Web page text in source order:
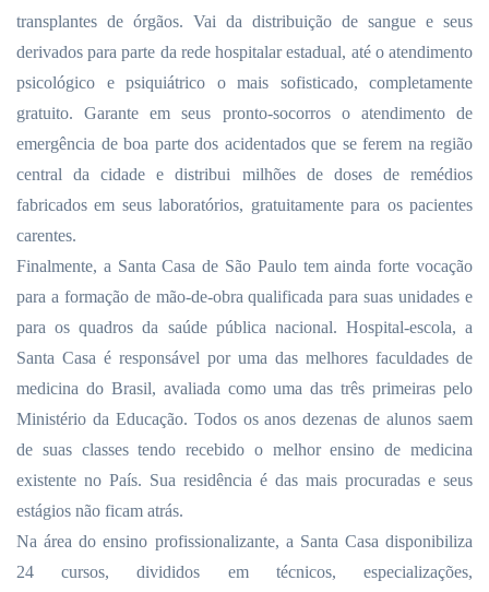
transplantes de órgãos. Vai da distribuição de sangue e seus
derivados para parte da rede hospitalar estadual, até o atendimento
psicológico e psiquiátrico o mais sofisticado, completamente
gratuito. Garante em seus pronto-socorros o atendimento de
emergência de boa parte dos acidentados que se ferem na região
central da cidade e distribui milhões de doses de remédios
fabricados em seus laboratórios, gratuitamente para os pacientes
carentes.
Finalmente, a Santa Casa de São Paulo tem ainda forte vocação
para a formação de mão-de-obra qualificada para suas unidades e
para os quadros da saúde pública nacional. Hospital-escola, a
Santa Casa é responsável por uma das melhores faculdades de
medicina do Brasil, avaliada como uma das três primeiras pelo
Ministério da Educação. Todos os anos dezenas de alunos saem
de suas classes tendo recebido o melhor ensino de medicina
existente no País. Sua residência é das mais procuradas e seus
estágios não ficam atrás.
Na área do ensino profissionalizante, a Santa Casa disponibiliza
24 cursos, divididos em técnicos, especializações,